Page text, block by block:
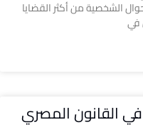
الشخصية من أكثر القضايا
في
القانون المصري